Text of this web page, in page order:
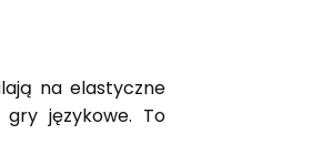
na elastyczne
językowe. To